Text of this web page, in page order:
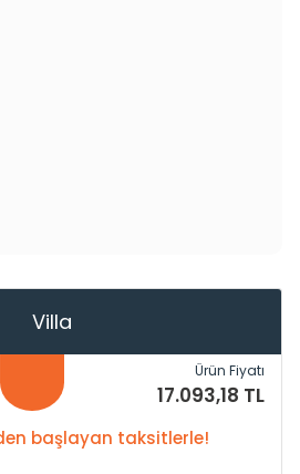
Villa
Ürün Fiyatı
17.093,18 TL
başlayan taksitlerle!